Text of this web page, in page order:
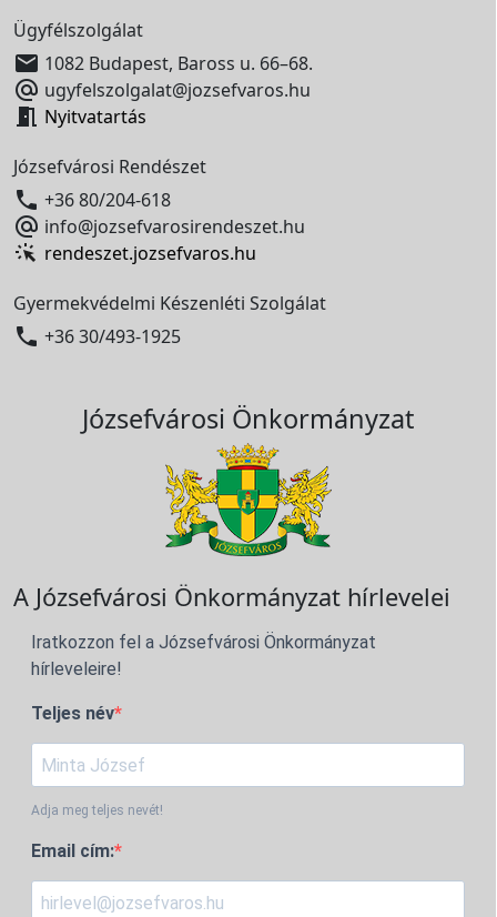
Ügyfélszolgálat
 1082 Budapest, Baross u. 66–68.
 ugyfelszolgalat@jozsefvaros.hu
 Nyitvatartás
Józsefvárosi Rendészet
 +36 80/204-618
 info@jozsefvarosirendeszet.hu
rendeszet.jozsefvaros.hu
Gyermekvédelmi Készenléti Szolgálat
 +36 30/493-1925
Józsefvárosi Önkormányzat
A Józsefvárosi Önkormányzat hírlevelei
Iratkozzon fel a Józsefvárosi Önkormányzat
hírleveleire!
Teljes név
Adja meg teljes nevét!
Email cím: